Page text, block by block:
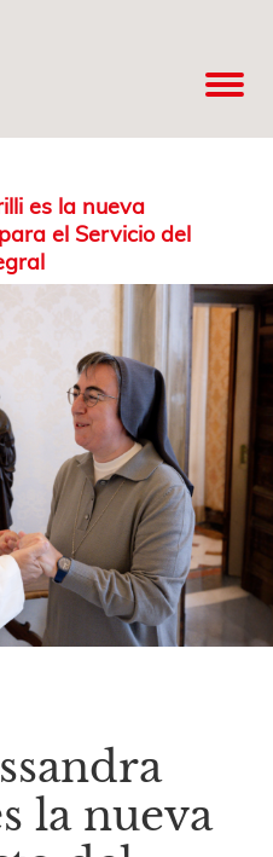
es la nueva
el Servicio del
la nueva